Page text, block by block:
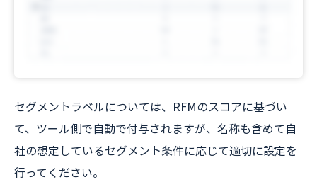
セグメントラベルについては、RFMのスコアに基づい
て、ツール側で自動で付与されますが、名称も含めて自
社の想定しているセグメント条件に応じて適切に設定を
行ってください。